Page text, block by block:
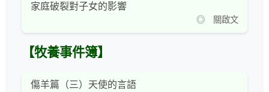
家庭破裂對子女的影響
◎ 關啟文
【牧養事件簿】
傷羊篇（三）天使的言語